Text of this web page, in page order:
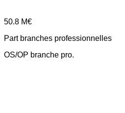
50.8 M€
Part branches professionnelles
OS/OP branche pro.